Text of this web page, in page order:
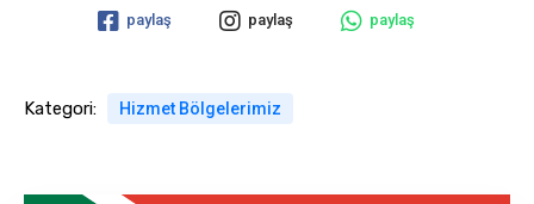
paylaş paylaş paylaş
Kategori: Hizmet Bölgelerimiz